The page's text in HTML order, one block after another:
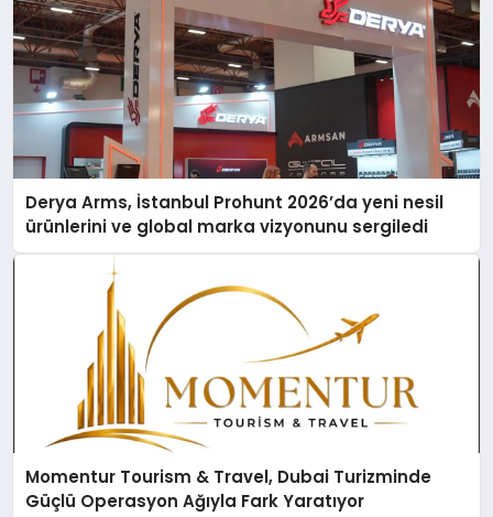
Derya Arms, İstanbul Prohunt 2026’da yeni nesil
ürünlerini ve global marka vizyonunu sergiledi
Momentur Tourism & Travel, Dubai Turizminde
Güçlü Operasyon Ağıyla Fark Yaratıyor